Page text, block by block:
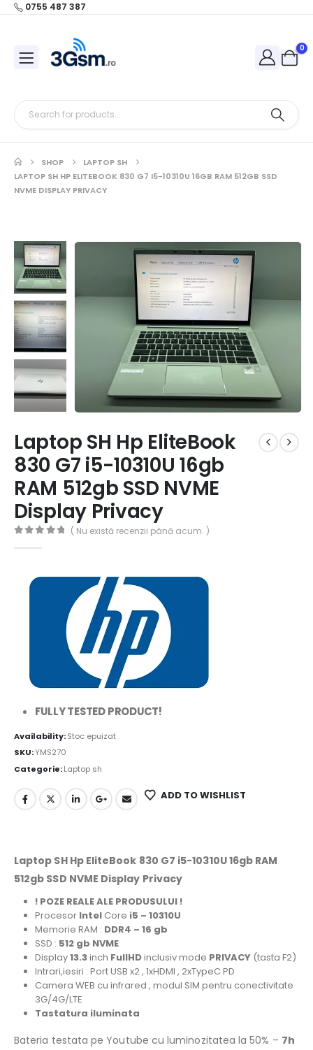
0755 487 387
0
SHOP
LAPTOP SH
LAPTOP SH HP ELITEBOOK 830 G7 I5-10310U 16GB RAM 512GB SSD
NVME DISPLAY PRIVACY
Laptop SH Hp EliteBook
830 G7 i5-10310U 16gb
RAM 512gb SSD NVME
Display Privacy
( Nu există recenzii până acum. )
FULLY TESTED PRODUCT!
Availability:Stoc epuizat
SKU:YMS270
Categorie:Laptop sh
ADD TO WISHLIST
Laptop SH Hp EliteBook 830 G7 i5-10310U 16gb RAM
512gb SSD NVME Display Privacy
! POZE REALE ALE PRODUSULUI !
Procesor IntelCore i5 – 10310U
Memorie RAM : DDR4 – 16 gb
SSD : 512 gb NVME
Display13.3inch FullHDinclusiv mode PRIVACY (tasta F2)
Intrari,iesiri : Port USB x2 , 1xHDMI , 2xTypeC PD
Camera WEB cu infrared , modul SIM pentru conectivitate
3G/4G/LTE
Tastatura iluminata
Bateria testata pe Youtube cu luminozitatea la 50% – 7h